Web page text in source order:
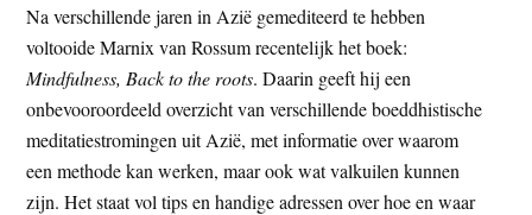
i
t
e
z
e
s
i
t
e
Na verschillende jaren in Azië gemediteerd te hebben
voltooide Marnix van Rossum recentelijk het boek:
Mindfulness, Back to the roots. Daarin geeft hij een
onbevooroordeeld overzicht van verschillende boeddhistische
meditatiestromingen uit Azië, met informatie over waarom
een methode kan werken, maar ook wat valkuilen kunnen
zijn. Het staat vol tips en handige adressen over hoe en waar